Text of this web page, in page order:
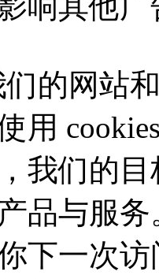
的网站
用
我们的
品与服
下一次